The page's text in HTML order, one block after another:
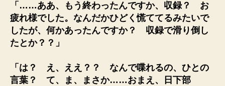
「……ああ、もう終わったんですか、収録？ お
疲れ様でした。なんだかひどく慌ててるみたいで
したが、何かあったんですか？ 収録で滑り倒し
たとか？？」
「は？ え、ええ？？ なんで喋れるの、ひとの
言葉？ て、ま、まさか……おまえ、日下部